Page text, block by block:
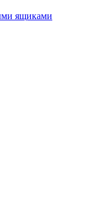
ящиками